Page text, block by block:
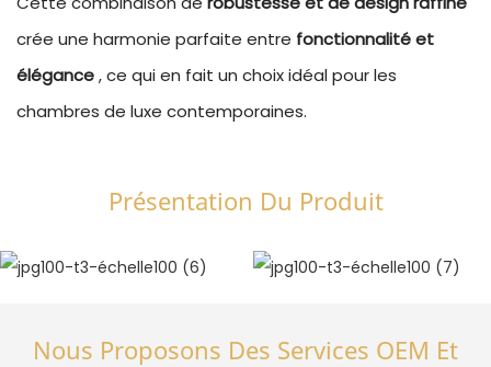
crée une harmonie parfaite entre fonctionnalité et
élégance, ce qui en fait un choix idéal pour les
chambres de luxe contemporaines.
Présentation Du Produit
Nous Proposons Des Services OEM Et